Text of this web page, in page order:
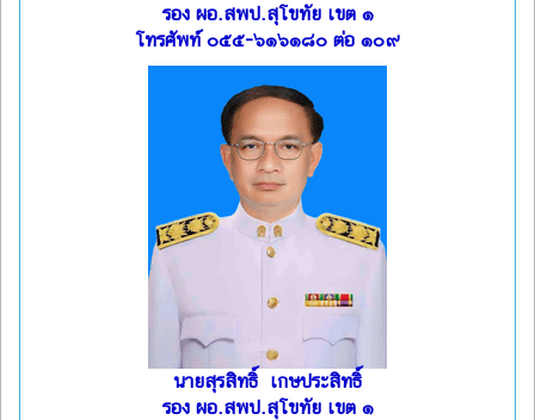
รอง ผอ.สพป.สุโขทัย เขต ๑
โทรศัพท์ ๐๕๕-๖๑๖๑๘๐ ต่อ ๑๐๙
นายสุรสิทธิ์ เกษประสิทธิ์
รอง ผอ.สพป.สุโขทัย เขต ๑